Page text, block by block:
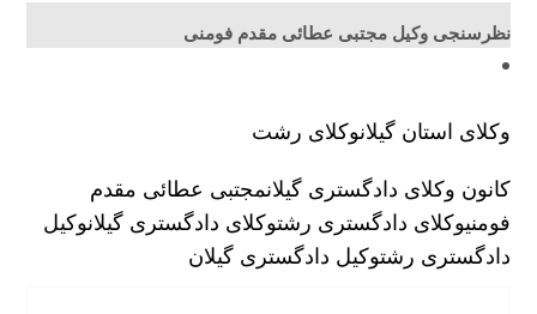
نظرسنجی وکیل مجتبی عطائی مقدم فومنی
وکلای استان گیلانوکلای رشت
کانون وکلای دادگستری گیلانمجتبی عطائی مقدم
فومنیوکلای دادگستری رشتوکلای دادگستری گیلانوکیل
دادگستری رشتوکیل دادگستری گیلان